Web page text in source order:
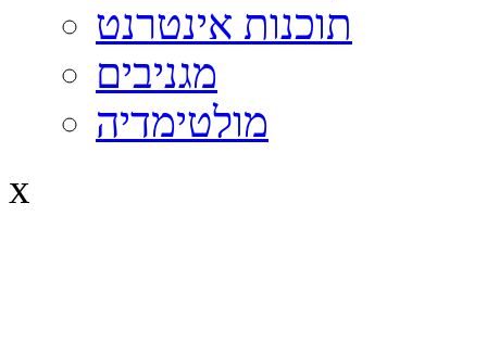
תוכנות אינטרנט
מגניבים
מולטימדיה
x